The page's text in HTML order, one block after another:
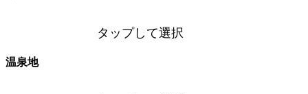
タップして選択
温泉地